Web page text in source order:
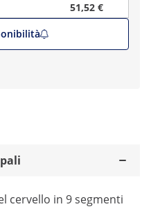
51,52 €
cervello in 9 segmenti